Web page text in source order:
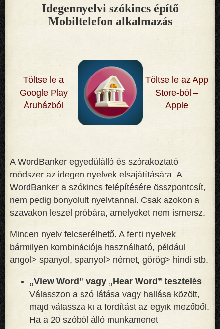
Idegennyelvi szókincs építő
Mobiltelefon alkalmazás
Töltse le a
Google Play
Áruházból
Töltse le az App
Store-ból –
Apple
A WordBanker egyedülálló és szórakoztató
módszer az idegen nyelvek elsajátítására. A
WordBanker a szókincs felépítésére összpontosít,
nem pedig bonyolult nyelvtannal. Csak azokon a
szavakon leszel próbára, amelyeket nem ismersz.
Minden nyelv felcserélhető. A fenti nyelvek
bármilyen kombinációja használható, például
angol> spanyol, spanyol> német, görög> hindi stb.
„View Word” vagy „Hear Word” tesztelés
Válasszon a szó látása vagy hallása között,
majd válassza ki a fordítást az egyik mezőből.
Ha a 20 szóból álló munkamenet